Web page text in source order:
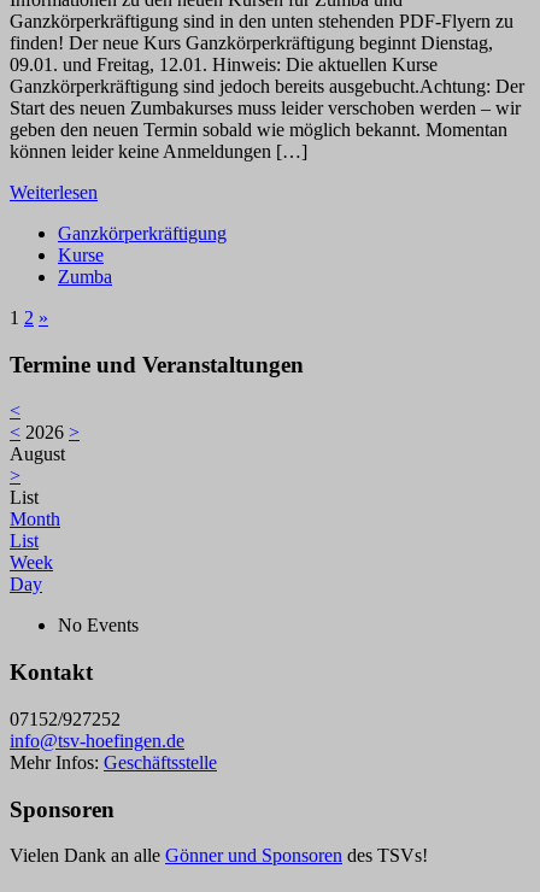
Ganzkörperkräftigung sind in den unten stehenden PDF-Flyern zu
finden! Der neue Kurs Ganzkörperkräftigung beginnt Dienstag,
09.01. und Freitag, 12.01. Hinweis: Die aktuellen Kurse
Ganzkörperkräftigung sind jedoch bereits ausgebucht.Achtung: Der
Start des neuen Zumbakurses muss leider verschoben werden – wir
geben den neuen Termin sobald wie möglich bekannt. Momentan
können leider keine Anmeldungen […]
Weiterlesen
Ganzkörperkräftigung
Kurse
Zumba
1 2 »
Termine und Veranstaltungen
<
< 2026 >
August
>
List
Month
List
Week
Day
No Events
Kontakt
07152/927252
info@tsv-hoefingen.de
Mehr Infos: Geschäftsstelle
Sponsoren
Vielen Dank an alle Gönner und Sponsoren des TSVs!